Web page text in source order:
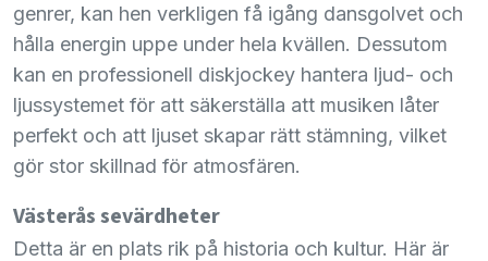
genrer, kan hen verkligen få igång dansgolvet och
hålla energin uppe under hela kvällen. Dessutom
kan en professionell diskjockey hantera ljud- och
ljussystemet för att säkerställa att musiken låter
perfekt och att ljuset skapar rätt stämning, vilket
gör stor skillnad för atmosfären.
Västerås sevärdheter
Detta är en plats rik på historia och kultur. Här är